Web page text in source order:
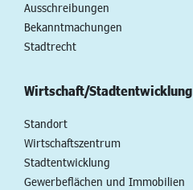
Ausschreibungen
Bekanntmachungen
Stadtrecht
Wirtschaft/Stadtentwicklung
Standort
Wirtschaftszentrum
Stadtentwicklung
Gewerbeflächen und Immobilien